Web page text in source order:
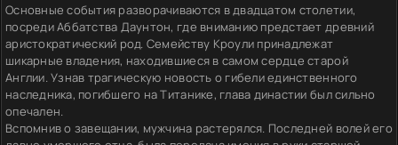
Основные события разворачиваются в двадцатом столетии,
посреди Аббатства Даунтон, где вниманию предстает древний
аристократический род. Семейству Кроули принадлежат
шикарные владения, находившиеся в самом сердце старой
Англии. Узнав трагическую новость о гибели единственного
наследника, погибшего на Титанике, глава династии был сильно
опечален.
Вспомнив о завещании, мужчина растерялся. Последней волей его